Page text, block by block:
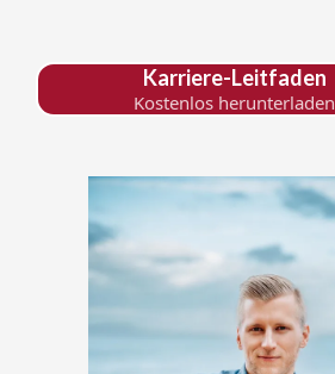
Karriere-Leitfaden
Kostenlos herunterladen